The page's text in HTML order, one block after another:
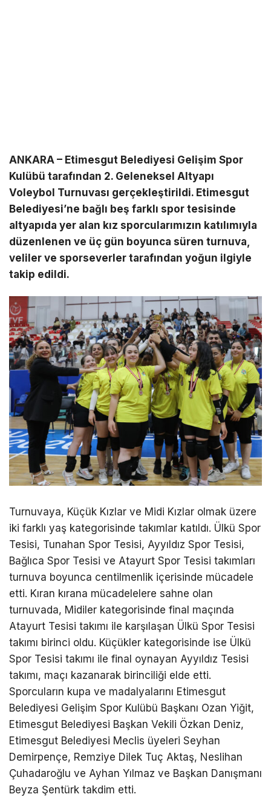
ANKARA – Etimesgut Belediyesi Gelişim Spor
Kulübü tarafından 2. Geleneksel Altyapı
Voleybol Turnuvası gerçekleştirildi. Etimesgut
Belediyesi’ne bağlı beş farklı spor tesisinde
altyapıda yer alan kız sporcularımızın katılımıyla
düzenlenen ve üç gün boyunca süren turnuva,
veliler ve sporseverler tarafından yoğun ilgiyle
takip edildi.
Turnuvaya, Küçük Kızlar ve Midi Kızlar olmak üzere
iki farklı yaş kategorisinde takımlar katıldı. Ülkü Spor
Tesisi, Tunahan Spor Tesisi, Ayyıldız Spor Tesisi,
Bağlıca Spor Tesisi ve Atayurt Spor Tesisi takımları
turnuva boyunca centilmenlik içerisinde mücadele
etti. Kıran kırana mücadelelere sahne olan
turnuvada, Midiler kategorisinde final maçında
Atayurt Tesisi takımı ile karşılaşan Ülkü Spor Tesisi
takımı birinci oldu. Küçükler kategorisinde ise Ülkü
Spor Tesisi takımı ile final oynayan Ayyıldız Tesisi
takımı, maçı kazanarak birinciliği elde etti.
Sporcuların kupa ve madalyalarını Etimesgut
Belediyesi Gelişim Spor Kulübü Başkanı Ozan Yiğit,
Etimesgut Belediyesi Başkan Vekili Özkan Deniz,
Etimesgut Belediyesi Meclis üyeleri Seyhan
Demirpençe, Remziye Dilek Tuç Aktaş, Neslihan
Çuhadaroğlu ve Ayhan Yılmaz ve Başkan Danışmanı
Beyza Şentürk takdim etti.